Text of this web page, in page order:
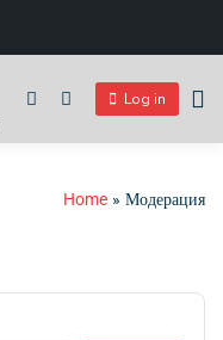
Log in
Home Модерация